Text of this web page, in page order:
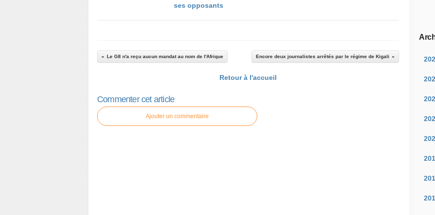
ses opposants
Le G8 n'a reçu aucun mandat au nom de l'Afrique Encore deux journalistes arrêtés par le régime de Kigali
Retour à l'accueil
Commenter cet article
Ajouter un commentaire